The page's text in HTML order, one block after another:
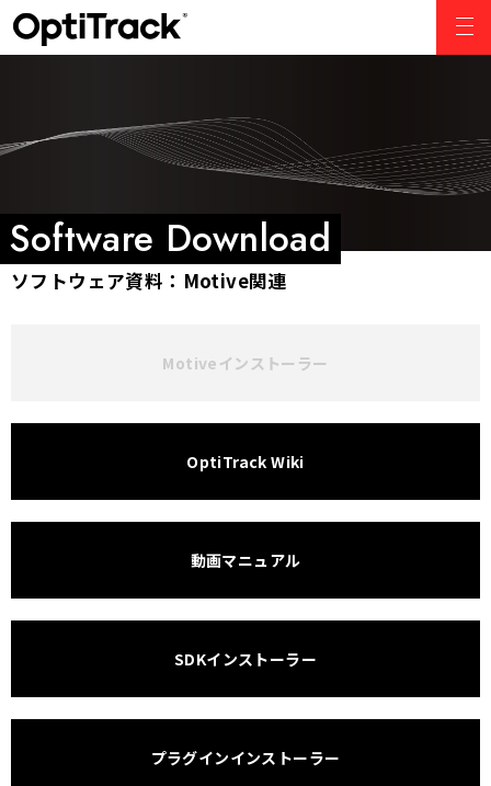
ソフトウェア資料：Motive関連
Motiveインストーラー
OptiTrack Wiki
動画マニュアル
SDKインストーラー
プラグインインストーラー